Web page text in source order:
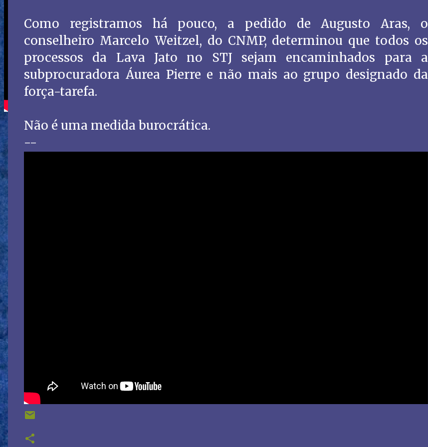
Como registramos há pouco, a pedido de Augusto Aras, o
conselheiro Marcelo Weitzel, do CNMP, determinou que todos os
processos da Lava Jato no STJ sejam encaminhados para a
subprocuradora Áurea Pierre e não mais ao grupo designado da
força-tarefa.
Não é uma medida burocrática.
--